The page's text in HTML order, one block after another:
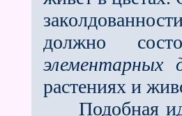
должно
элементарных
растениях и
Подобная